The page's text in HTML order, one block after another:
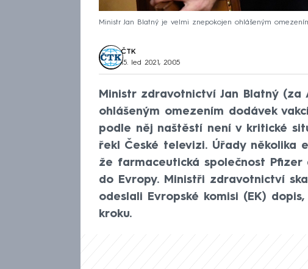
Ministr Jan Blatný je velmi znepokojen ohlášeným
ČTK
15. led 2021, 20:05
Ministr zdravotnictví Jan Blatný (za
ohlášeným omezením dodávek
podle něj naštěstí není v kritické
řekl České televizi. Úřady několika
že farmaceutická společnost Pfizer
do Evropy. Ministři zdravotnictví
odeslali Evropské komisi (EK)
kroku.